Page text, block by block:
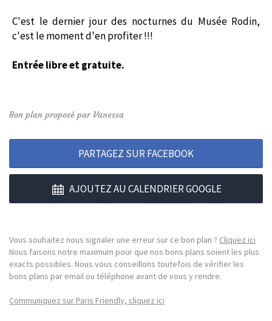
C'est le dernier jour des nocturnes du Musée Rodin,
c'est le moment d'en profiter !!!
Entrée libre et gratuite.
Bon plan proposé par Vanessa
PARTAGEZ SUR FACEBOOK
AJOUTEZ AU CALENDRIER GOOGLE
Vous souhaitez nous signaler une erreur sur ce bon plan ? Cliquez ici
Nous faisons notre maximum pour que nos bons plans soient les plus
exacts possibles. Nous vous conseillons toutefois de vérifier les
bons plans par email ou téléphone avant de vous y rendre.
Communiquez sur Paris Friendly, cliquez ici